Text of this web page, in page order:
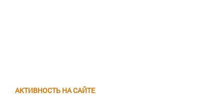
АКТИВНОСТЬ НА САЙТЕ